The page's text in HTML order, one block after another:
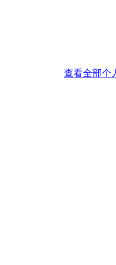
查看全部个